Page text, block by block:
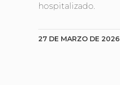
hospitalizado.
27 DE MARZO DE 2026